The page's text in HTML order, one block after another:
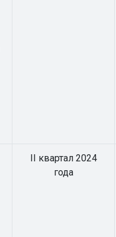
II квартал 2024
года